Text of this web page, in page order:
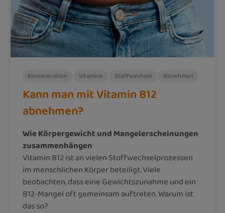
Konzentration Vitamine Stoffwechsel Abnehmen
Kann man mit Vitamin B12
abnehmen?
Wie Körpergewicht und Mangelerscheinungen
zusammenhängen
Vitamin B12 ist an vielen Stoffwechselprozessen
im menschlichen Körper beteiligt. Viele
beobachten, dass eine Gewichtszunahme und ein
B12-Mangel oft gemeinsam auftreten. Warum ist
das so?